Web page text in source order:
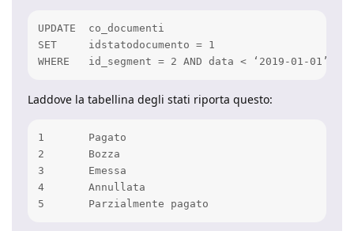
UPDATE	co_documenti
SET	idstatodocumento = 1
WHERE	id_segment = 2 AND data < ‘2019-01-01’;
Laddove la tabellina degli stati riporta questo:
1 	Pagato
2 	Bozza
3 	Emessa
4 	Annullata
5 	Parzialmente pagato